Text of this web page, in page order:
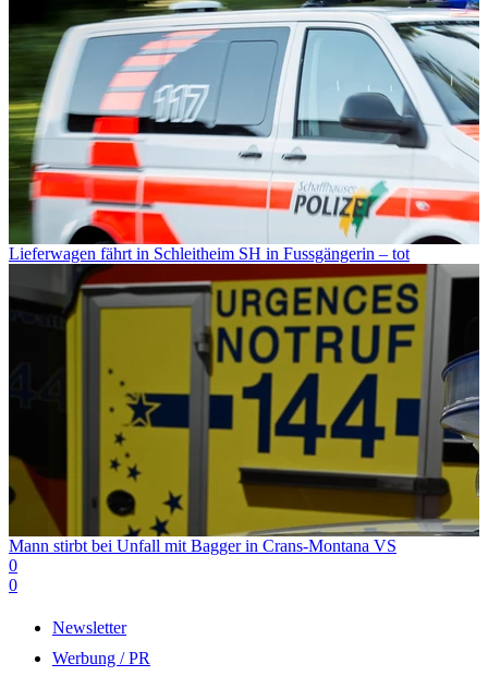
Lieferwagen fährt in Schleitheim SH in Fussgängerin – tot
Mann stirbt bei Unfall mit Bagger in Crans-Montana VS
0
0
Newsletter
Werbung / PR